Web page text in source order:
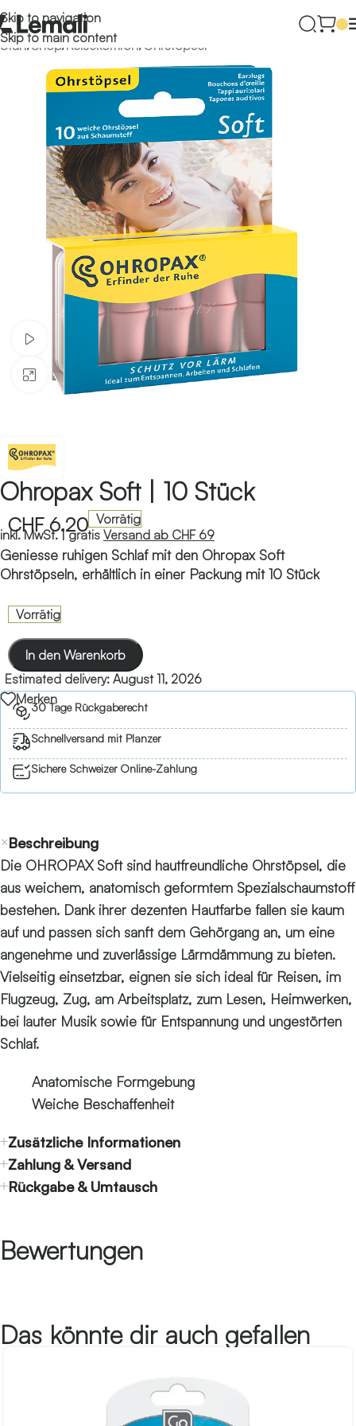
Skip to navigation
Skip to main content
Start/Shop/Reisekomfort/ Ohrstöpsel
Video ansehen
Klicken zum Vergrössern
Ohropax Soft | 10 Stück
CHF6.20 Vorrätig
inkl. MwSt. |gratis Versand ab CHF 69
Geniesse ruhigen Schlaf mit den Ohropax Soft
Ohrstöpseln, erhältlich in einer Packung mit 10 Stück
Vorrätig
In den Warenkorb
Estimated delivery: August 11, 2026
Merken
30 Tage Rückgaberecht
Schnellversand mit Planzer
Sichere Schweizer Online-Zahlung
Beschreibung
Die OHROPAX Soft sind hautfreundliche Ohrstöpsel, die
aus weichem, anatomisch geformtem Spezialschaumstoff
bestehen. Dank ihrer dezenten Hautfarbe fallen sie kaum
auf und passen sich sanft dem Gehörgang an, um eine
angenehme und zuverlässige Lärmdämmung zu bieten.
Vielseitig einsetzbar, eignen sie sich ideal für Reisen, im
Flugzeug, Zug, am Arbeitsplatz, zum Lesen, Heimwerken,
bei lauter Musik sowie für Entspannung und ungestörten
Schlaf.
Anatomische Formgebung
Weiche Beschaffenheit
Zusätzliche Informationen
Zahlung & Versand
Rückgabe & Umtausch
Bewertungen
Das könnte dir auch gefallen